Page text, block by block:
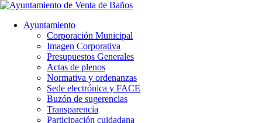
Ayuntamiento
Corporación Municipal
Imagen Corporativa
Presupuestos Generales
Actas de plenos
Normativa y ordenanzas
Sede electrónica y FACE
Buzón de sugerencias
Transparencia
Participación cuidadana